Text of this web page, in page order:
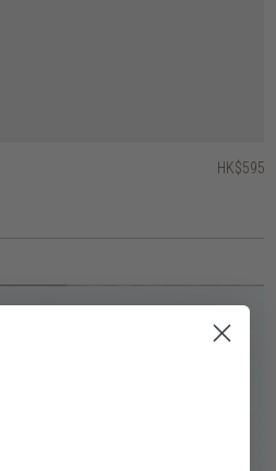
HK$595
HK$95
HK$295
HK$125
HK$395
HK$95
HK$495
HK$495
HK$225